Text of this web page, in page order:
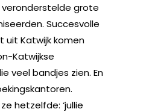
grote
Succesvolle
uit Katwijk komen
Katwijkse
veel bandjes zien. En
hetzelfde: ‘jullie